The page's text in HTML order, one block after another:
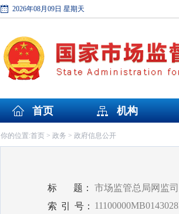
2026年08月09日 星期天
首页 机构
你的位置:首页> 政务 > 政府信息公开
标 题：
市场监管总局网监
索 引 号：